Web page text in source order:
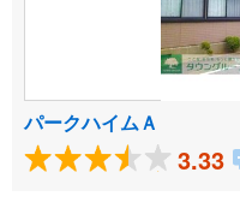
パークハイムＡ
3.33